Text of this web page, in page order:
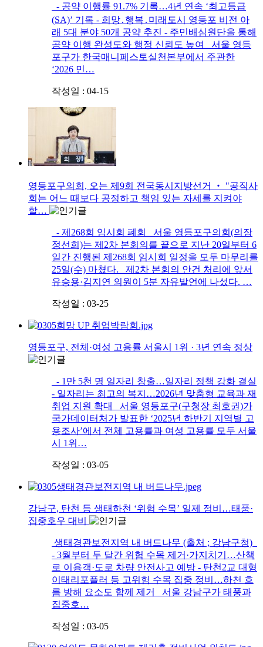
- 공약 이행률 91.7% 기록…4년 연속 ‘최고등급
(SA)’ 기록 - 희망․행복․미래도시 영등포 비전 아
래 5대 분야 50개 공약 추진 - 주민배심원단을 통해
공약 이행 완성도와 행정 신뢰도 높여 서울 영등
포구가 한국매니페스토실천본부에서 주관한
‘2026 민…
작성일 : 04-15
영등포구의회, 오는 제9회 전국동시지방선거 ‧ "공직사
회는 어느 때보다 공정하고 책임 있는 자세를 지켜야
할…
- 제268회 임시회 폐회 서울 영등포구의회(의장
정선희)는 제2차 본회의를 끝으로 지난 20일부터 6
일간 진행된 제268회 임시회 일정을 모두 마무리를
25일(수) 마쳤다. 제2차 본회의 안건 처리에 앞서
유승용·김지연 의원이 5분 자유발언에 나섰다. …
작성일 : 03-25
영등포구, 전체·여성 고용률 서울시 1위 · 3년 연속 정상
- 1만 5천 명 일자리 창출…일자리 정책 강화 결실
- 일자리는 최고의 복지…2026년 맞춤형 교육과 재
취업 지원 확대 서울 영등포구(구청장 최호권)가
국가데이터처가 발표한 ‘2025년 하반기 지역별 고
용조사’에서 전체 고용률과 여성 고용률 모두 서울
시 1위…
작성일 : 03-05
강남구, 탄천 등 생태하천 ‘위험 수목’ 일제 정비…태풍·
집중호우 대비
생태경관보전지역 내 버드나무 (출처 ; 강남구청)
- 3월부터 두 달간 위험 수목 제거·가지치기…산책
로 이용객·도로 차량 안전사고 예방 - 탄천2교 대형
이태리포플러 등 고위험 수목 집중 정비…하천 흐
름 방해 요소도 함께 제거 서울 강남구가 태풍과
집중호…
작성일 : 03-05